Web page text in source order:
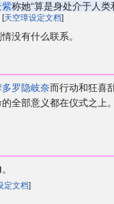
紫称她“算是身处介于人类
[天空璋设定文档]
没有什么联系。
多罗隐岐奈而行动和狂喜
全部意义都在仪式之上。
。
定文档]